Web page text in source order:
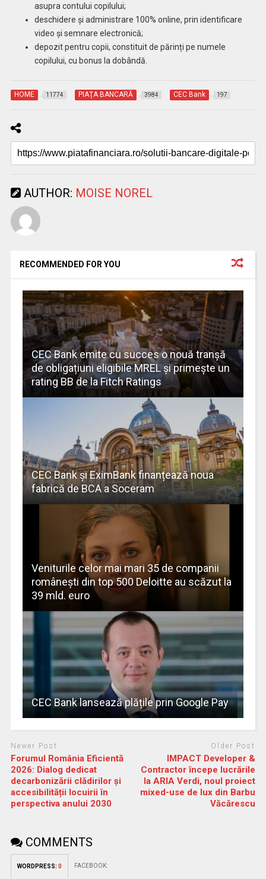
asupra contului copilului;
deschidere și administrare 100% online, prin identificare
video și semnare electronică;
depozit pentru copii, constituit de părinți pe numele
copilului, cu bonus la dobândă.
HOME 11774 PIAŢA BANCARĂ 3984 CEC Bank 197
AUTHOR: MOISE NOREL
RECOMMENDED FOR YOU
CEC Bank emite cu succes o nouă tranșă
de obligațiuni eligibile MREL și primește un
rating BB de la Fitch Ratings
CEC Bank și EximBank finanțează noua
fabrică de BCA a Soceram
Veniturile celor mai mari 35 de companii
româneşti din top 500 Deloitte au scăzut la
39 mld. euro
CEC Bank lansează plățile prin Google Pay
Newer Post
Forumul România Eficientă
2026: Dialog dedicat
decarbonizării clădirilor și
accesibilității locuirii în
perspectiva anului 2030
Older Post
IMPACT Developer &
Contractor începe lucrările
la ARIA Verdi, noul proiect
mixed-use de lux din Barbu
Văcărescu
COMMENTS
WORDPRESS: 0 FACEBOOK: